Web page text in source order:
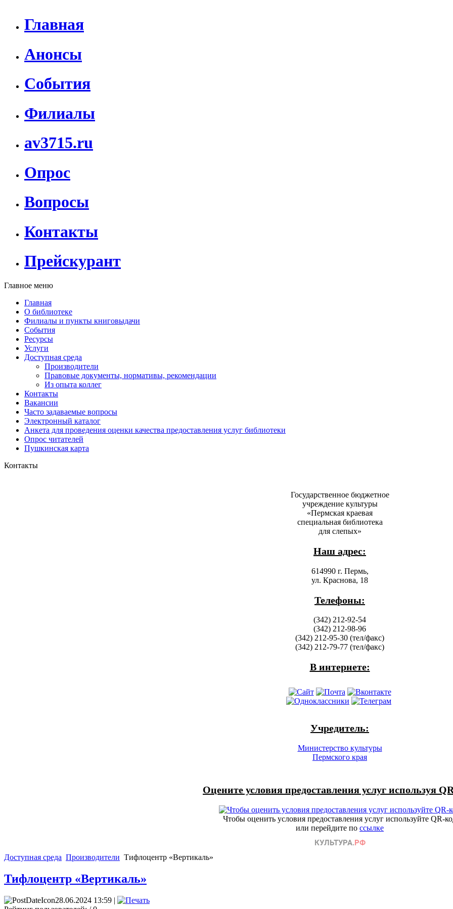
Главная
Анонсы
События
Филиалы
av3715.ru
Опрос
Вопросы
Контакты
Прейскурант
Главное меню
Главная
О библиотеке
Филиалы и пункты книговыдачи
События
Ресурсы
Услуги
Доступная среда
Производители
Правовые документы, нормативы, рекомендации
Из опыта коллег
Контакты
Вакансии
Часто задаваемые вопросы
Электронный каталог
Анкета для проведения оценки качества предоставления услуг библиотеки
Опрос читателей
Пушкинская карта
Контакты
Государственное бюджетное
учреждение культуры
«Пермская краевая
специальная библиотека
для слепых»
Наш адрес:
614990 г. Пермь,
ул. Краснова, 18
Телефоны:
(342) 212-92-54
(342) 212-98-96
(342) 212-95-30 (тел/факс)
(342) 212-79-77 (тел/факс)
В интернете:
Учредитель:
Министерство культуры
Пермского края
Оцените условия предоставления услуг используя
Чтобы оценить условия предоставления услуг используйте QR-
или перейдите по ссылке
Доступная среда Производители Тифлоцентр «Вертикаль»
Тифлоцентр «Вертикаль»
28.06.2024 13:59 |